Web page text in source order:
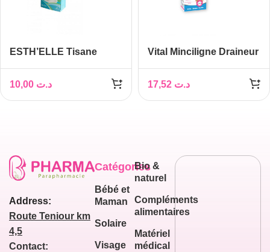
ESTH’ELLE Tisane
د.ت
Vital Minciligne Draineur
د.ت
Address:
Route Teniour km
4,5
Contact:
Catégories
Bébé et
Maman
Solaire
Visage
Bio &
naturel
Compléments
alimentaires
Matériel
médical